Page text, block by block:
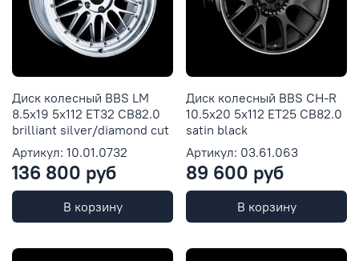
Диск колесный BBS LM
8.5x19 5x112 ET32 CB82.0
brilliant silver/diamond cut
Артикул: 10.01.0732
136 800 руб
В корзину
Диск колесный BBS CH-R
10.5x20 5x112 ET25 CB82.0
satin black
Артикул: 03.61.063
89 600 руб
В корзину